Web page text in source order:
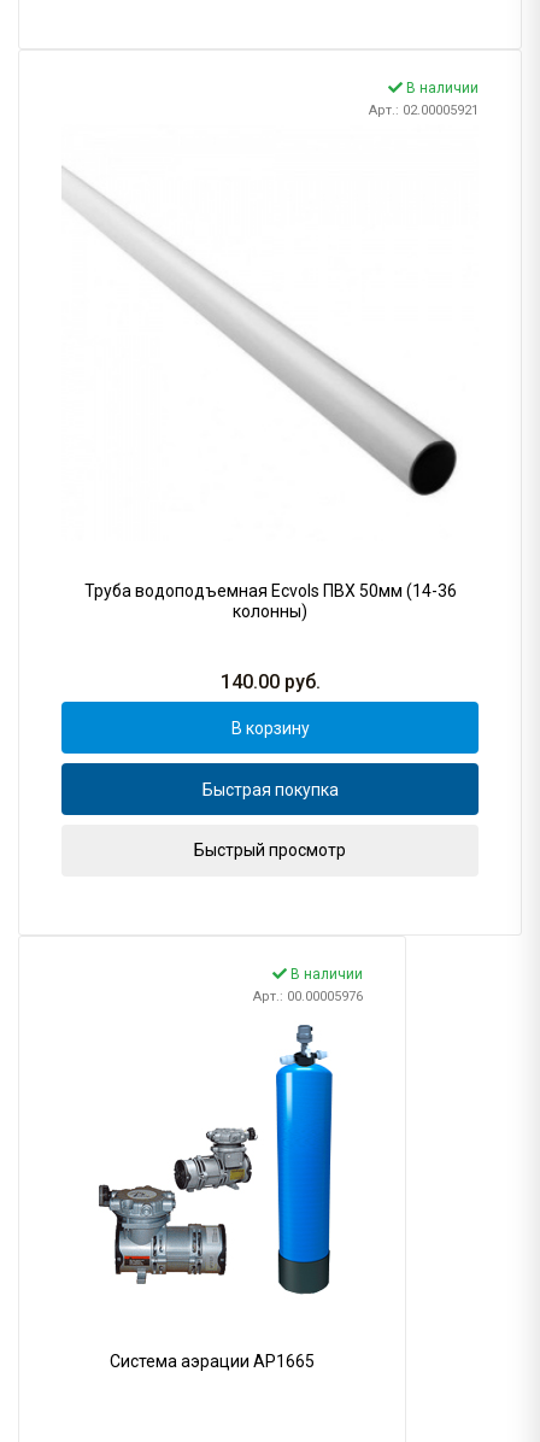
В наличии
Арт.: 02.00005921
Труба водоподъемная Ecvols ПВХ 50мм (14-36
колонны)
140.00руб.
В корзину
Быстрая покупка
Быстрый просмотр
В наличии
Арт.: 00.00005976
Система аэрации AP1665